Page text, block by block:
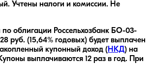
Учтены налоги и комиссии. Не
облигации Россельхозбанк БO-03-
руб. (15,64% годовых) будет выплачен
купонный доход ( НКД) на
выплачиваются 12 раз в год.
При